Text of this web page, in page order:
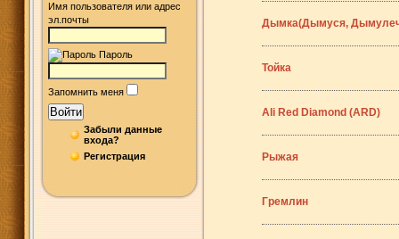
Имя пользователя или адрес
эл.почты
Пароль
Запомнить меня
Войти
Забыли данные
входа?
Регистрация
Дымка(Дымуся,
Тойка
Ali Red Diamond (ARD)
Рыжая
Гремлин